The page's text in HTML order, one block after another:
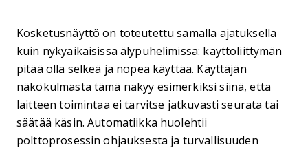
Kosketusnäyttö on toteutettu samalla ajatuksella
kuin nykyaikaisissa älypuhelimissa: käyttöliittymän
pitää olla selkeä ja nopea käyttää. Käyttäjän
näkökulmasta tämä näkyy esimerkiksi siinä, että
laitteen toimintaa ei tarvitse jatkuvasti seurata tai
säätää käsin. Automatiikka huolehtii
polttoprosessin ohjauksesta ja turvallisuuden